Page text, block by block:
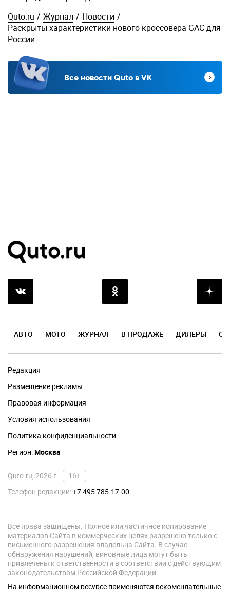
Quto.ru / Журнал / Новости /
Раскрыты характеристики нового кроссовера GAC для
России
Все новости Quto в VK
АВТО МОТО ЖУРНАЛ В ПРОДАЖЕ ДИЛЕРЫ
Редакция
Размещение рекламы
Правовая информация
Условия использования
Политика конфиденциальности
Регион:Москва
Quto.ru, 2026 г.
16+
Телефон редакции:+7 495 785-17-00
Все права защищены. Полное или частичное копирование
материалов Сайта в коммерческих целях разрешено только с
письменного разрешения владельца Сайта. В случае
обнаружения нарушений, виновные лица могут быть
привлечены к ответственности в соответствии с действующим
законодательством Российской Федерации.
На информационном ресурсе применяются рекомендательные